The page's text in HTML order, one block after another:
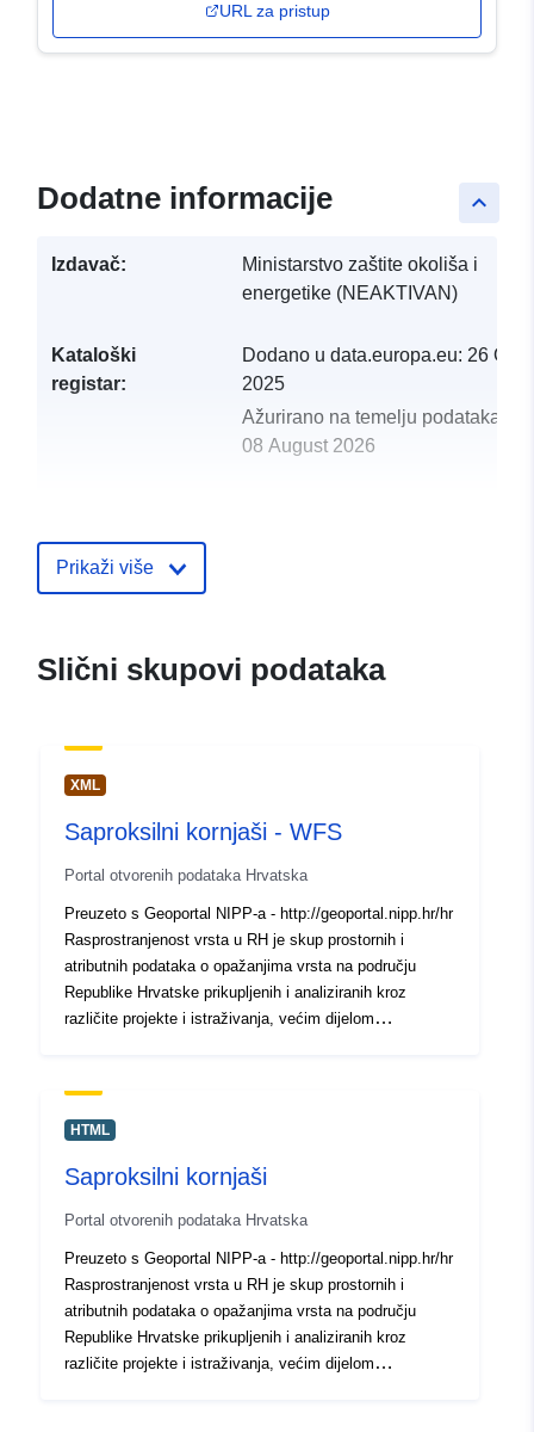
URL za pristup
keyboard_arrow_up
Dodatne informacije
Izdavač:
Ministarstvo zaštite okoliša i
energetike (NEAKTIVAN)
Kataloški
registar:
Dodano u data.europa.eu: 26
2025
Ažurirano na temelju
08 August 2026
Prikaži više
Slični skupovi podataka
XML
Saproksilni kornjaši - WFS
Portal otvorenih podataka Hrvatska
Preuzeto s Geoportal NIPP-a - http://geoportal.nipp.hr/hr
Rasprostranjenost vrsta u RH je skup prostornih i
atributnih podataka o opažanjima vrsta na području
Republike Hrvatske prikupljenih i analiziranih kroz
različite projekte i istraživanja, većim dijelom
upravljanje zaštićenim područjima na državnoj,
županijskoj i lokalnoj razini). Ovaj skup slojeva
strane šire javnosti, raspodijeljena po godinama dojave.
HTML
Saproksilni kornjaši
Portal otvorenih podataka Hrvatska
Preuzeto s Geoportal NIPP-a - http://geoportal.nipp.hr/hr
Rasprostranjenost vrsta u RH je skup prostornih i
atributnih podataka o opažanjima vrsta na području
Republike Hrvatske prikupljenih i analiziranih kroz
različite projekte i istraživanja, većim dijelom